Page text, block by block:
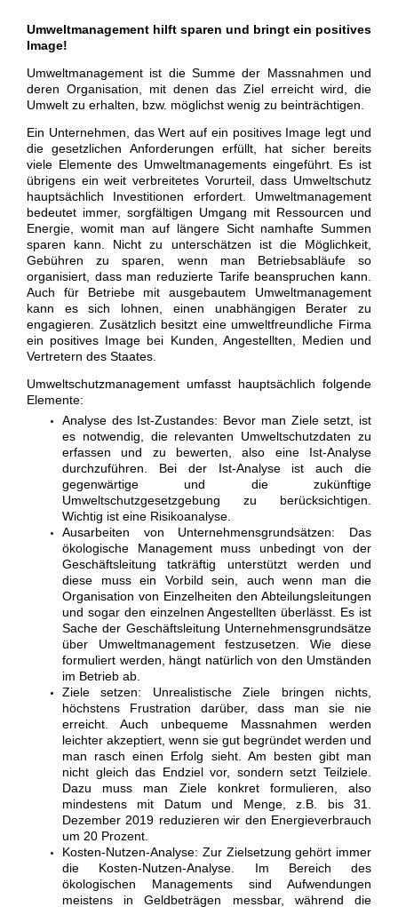
Umweltmanagement hilft sparen und bringt ein positives
Image!
Umweltmanagement ist die Summe der Massnahmen und
deren Organisation, mit denen das Ziel erreicht wird, die
Umwelt zu erhalten, bzw. möglichst wenig zu beinträchtigen.
Ein Unternehmen, das Wert auf ein positives Image legt und
die gesetzlichen Anforderungen erfüllt, hat sicher bereits
viele Elemente des Umweltmanagements eingeführt. Es ist
übrigens ein weit verbreitetes Vorurteil, dass Umweltschutz
hauptsächlich Investitionen erfordert. Umweltmanagement
bedeutet immer, sorgfältigen Umgang mit Ressourcen und
Energie, womit man auf längere Sicht namhafte Summen
sparen kann. Nicht zu unterschätzen ist die Möglichkeit,
Gebühren zu sparen, wenn man Betriebsabläufe so
organisiert, dass man reduzierte Tarife beanspruchen kann.
Auch für Betriebe mit ausgebautem Umweltmanagement
kann es sich lohnen, einen unabhängigen Berater zu
engagieren. Zusätzlich besitzt eine umweltfreundliche Firma
ein positives Image bei Kunden, Angestellten, Medien und
Vertretern des Staates.
Umweltschutzmanagement umfasst hauptsächlich folgende
Elemente:
Analyse des Ist-Zustandes: Bevor man Ziele setzt, ist
es notwendig, die relevanten Umweltschutzdaten zu
erfassen und zu bewerten, also eine Ist-Analyse
durchzuführen. Bei der Ist-Analyse ist auch die
gegenwärtige und die zukünftige
Umweltschutzgesetzgebung zu berücksichtigen.
Wichtig ist eine Risikoanalyse.
Ausarbeiten von Unternehmensgrundsätzen: Das
ökologische Management muss unbedingt von der
Geschäftsleitung tatkräftig unterstützt werden und
diese muss ein Vorbild sein, auch wenn man die
Organisation von Einzelheiten den Abteilungsleitungen
und sogar den einzelnen Angestellten überlässt. Es ist
Sache der Geschäftsleitung Unternehmensgrundsätze
über Umweltmanagement festzusetzen. Wie diese
formuliert werden, hängt natürlich von den Umständen
im Betrieb ab.
Ziele setzen: Unrealistische Ziele bringen nichts,
höchstens Frustration darüber, dass man sie nie
erreicht. Auch unbequeme Massnahmen werden
leichter akzeptiert, wenn sie gut begründet werden und
man rasch einen Erfolg sieht. Am besten gibt man
nicht gleich das Endziel vor, sondern setzt Teilziele.
Dazu muss man Ziele konkret formulieren, also
mindestens mit Datum und Menge, z.B. bis 31.
Dezember 2019 reduzieren wir den Energieverbrauch
um 20 Prozent.
Kosten-Nutzen-Analyse: Zur Zielsetzung gehört immer
die Kosten-Nutzen-Analyse. Im Bereich des
ökologischen Managements sind Aufwendungen
meistens in Geldbeträgen messbar, während die